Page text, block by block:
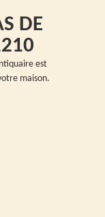
DE
est
maison.